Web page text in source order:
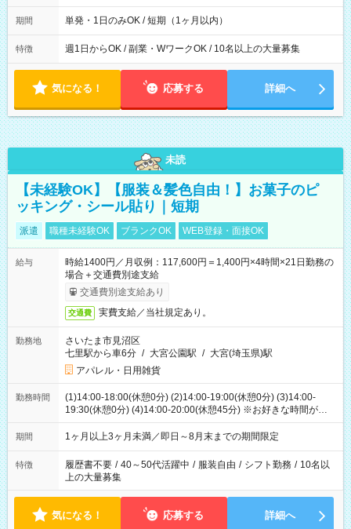
間は 試験により異なります。
期間 単発・1日のみOK / 短期（1ヶ月以内）
特徴 週1日からOK / 副業・WワークOK / 10名以上の大量募集
気になる！ 応募する 詳細へ
未読
【未経験OK】【服装＆髪色自由！】お菓子のピ
ッキング・シール貼り｜短期
派遣 職種未経験OK ブランクOK WEB登録・面接OK
給与
時給1400円／月収例：117,600円＝1,400円×4時間×21日勤務の
場合＋交通費別途支給
交通費別途支給あり
交通費 実費支給／当社規定あり。
勤務地
さいたま市見沼区
七里駅から車6分 / 大宮公園駅 / 大宮(埼玉県)駅
アパレル・日用雑貨
勤務時間
(1)14:00-18:00(休憩0分) (2)14:00-19:00(休憩0分) (3)14:00-
19:30(休憩0分) (4)14:00-20:00(休憩45分) ※お好きな時間が選べ
ます
期間 1ヶ月以上3ヶ月未満／即日～8月末までの期間限定
特徴 履歴書不要 / 40～50代活躍中 / 服装自由 / シフト勤務 / 10名以
上の大量募集
気になる！ 応募する 詳細へ